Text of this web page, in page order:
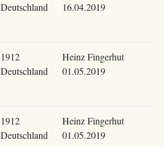
Deutschland
16.04.2019
1912
Deutschland
Heinz Fingerhut
01.05.2019
1912
Deutschland
Heinz Fingerhut
01.05.2019